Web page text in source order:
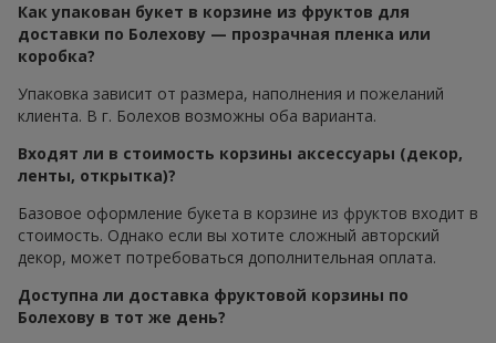
Как упакован букет в корзине из фруктов для
доставки по Болехову — прозрачная пленка или
коробка?
Упаковка зависит от размера, наполнения и пожеланий
клиента. В г. Болехов возможны оба варианта.
Входят ли в стоимость корзины аксессуары (декор,
ленты, открытка)?
Базовое оформление букета в корзине из фруктов входит в
стоимость. Однако если вы хотите сложный авторский
декор, может потребоваться дополнительная оплата.
Доступна ли доставка фруктовой корзины по
Болехову в тот же день?